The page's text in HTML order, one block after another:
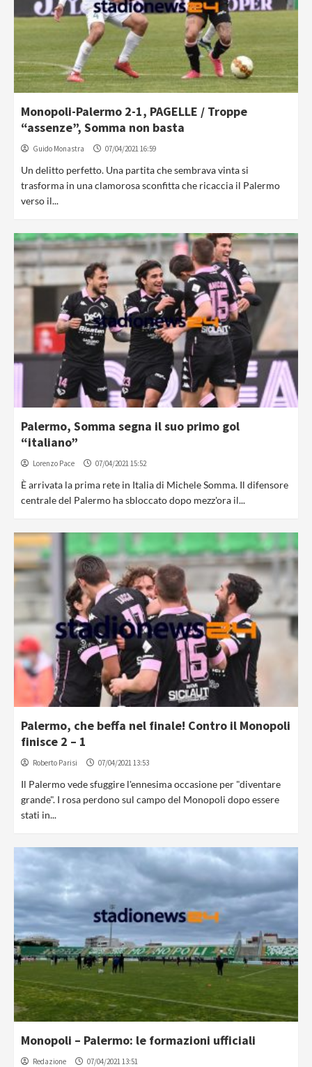
Monopoli-Palermo 2-1, PAGELLE / Troppe
“assenze”, Somma non basta
Guido Monastra 07/04/2021 16:59
Un delitto perfetto. Una partita che sembrava vinta si
trasforma in una clamorosa sconfitta che ricaccia il Palermo
verso il...
Palermo, Somma segna il suo primo gol
“italiano”
Lorenzo Pace 07/04/2021 15:52
È arrivata la prima rete in Italia di Michele Somma. Il difensore
centrale del Palermo ha sbloccato dopo mezz'ora il...
Palermo, che beffa nel finale! Contro il Monopoli
finisce 2 – 1
Roberto Parisi 07/04/2021 13:53
Il Palermo vede sfuggire l'ennesima occasione per "diventare
grande". I rosa perdono sul campo del Monopoli dopo essere
stati in...
Monopoli – Palermo: le formazioni ufficiali
Redazione 07/04/2021 13:51